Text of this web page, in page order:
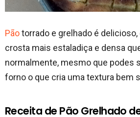
Pãotorrado e grelhado é
crosta mais estaladiça e densa
normalmente, mesmo que podes
forno o que cria uma textura bem
Receita de Pão Grelhado